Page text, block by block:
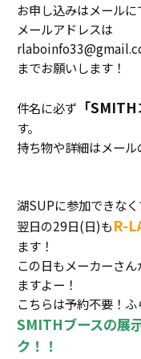
お申し込みはメールに
メールアドレスは
までお願いします！
件名に必ず 「
す。
持ち物や詳細はメール
湖SUPに参加できなく
翌日の29日(日)もR-
ます！
この日もメーカーさ
ますよー！
こちらは予約不要！
SMITHブースの展
ク！！